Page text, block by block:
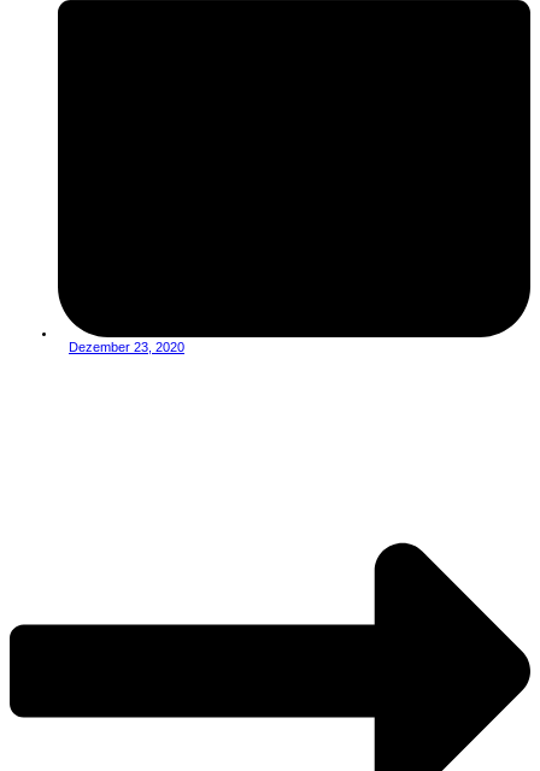
Dezember 23, 2020